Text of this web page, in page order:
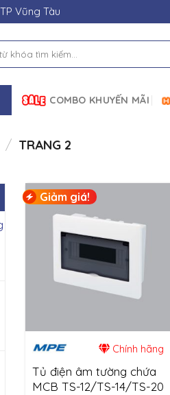
Vũng Tàu
COMBO KHUYẾN MÃI
/ TRANG 2
Giảm giá!
Chính hãng
Tủ điện âm tường chứa
MCB TS-12/TS-14/TS-20